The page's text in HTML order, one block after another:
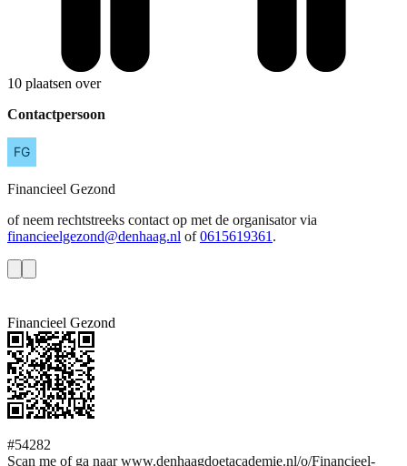
10 plaatsen over
Contactpersoon
Financieel Gezond
of neem rechtstreeks contact op met de organisator via
financieelgezond@denhaag.nl of 0615619361 .
Financieel Gezond
#54282
Scan me of ga naar www.denhaagdoetacademie.nl/o/Financieel-